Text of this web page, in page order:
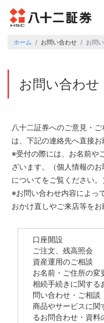
ホーム お問い合わせ お問
お問い合わせ
八十二証券へのご意見・
は、下記の連絡先へ直接お
※受付の際には、お名前や
ざいます。（個人情報の
についてをご覧ください。
※お問い合わせ内容によっ
おかけ直しやご来店等をお
口座開設
ご注文、残高照会
資産運用のご相談
お名前・ご住所の変
相続手続きに関する
問い合わせ・ご相談
商品やサービスに関
るお問合わせ・資料